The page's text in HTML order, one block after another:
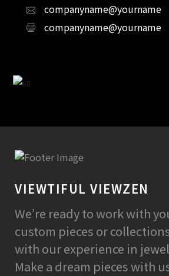
companyname@yourname
companyname@yourname
VIEWTIFUL VIEWZEN
We’re ready to work with
custom pieces or
with our experience in
Make a dream pieces with